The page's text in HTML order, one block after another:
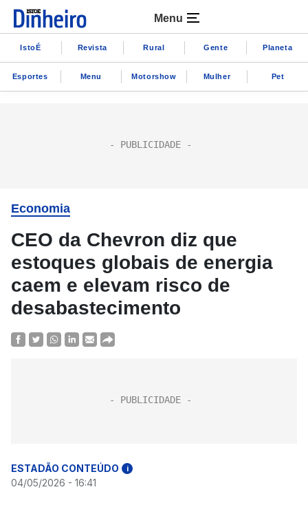
Menu
IstoÉ Revista Rural Gente Planeta
Esportes Menu Motorshow Mulher Pet
Economia
CEO da Chevron diz que
estoques globais de energia
caem e elevam risco de
desabastecimento
ESTADÃO CONTEÚDO i
04/05/2026 - 16:41